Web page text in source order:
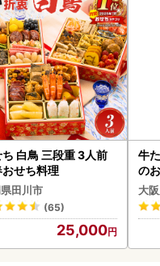
ち 白鳥 三段重 3人前
せち料理
田川市
(65)
25,000
牛
の
大